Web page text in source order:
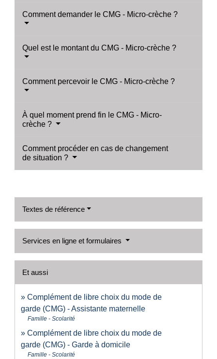
Comment demander le CMG - Micro-crèche ?
Quel est le montant du CMG - Micro-crèche ?
Comment percevoir le CMG - Micro-crèche ?
À quel moment prend fin le CMG - Micro-
crèche ?
Comment procéder en cas de changement
de situation ?
Textes de référence
Services en ligne et formulaires
Et aussi
Complément de libre choix du mode de
garde (CMG) - Assistante maternelle
Famille - Scolarité
Complément de libre choix du mode de
garde (CMG) - Garde à domicile
Famille - Scolarité